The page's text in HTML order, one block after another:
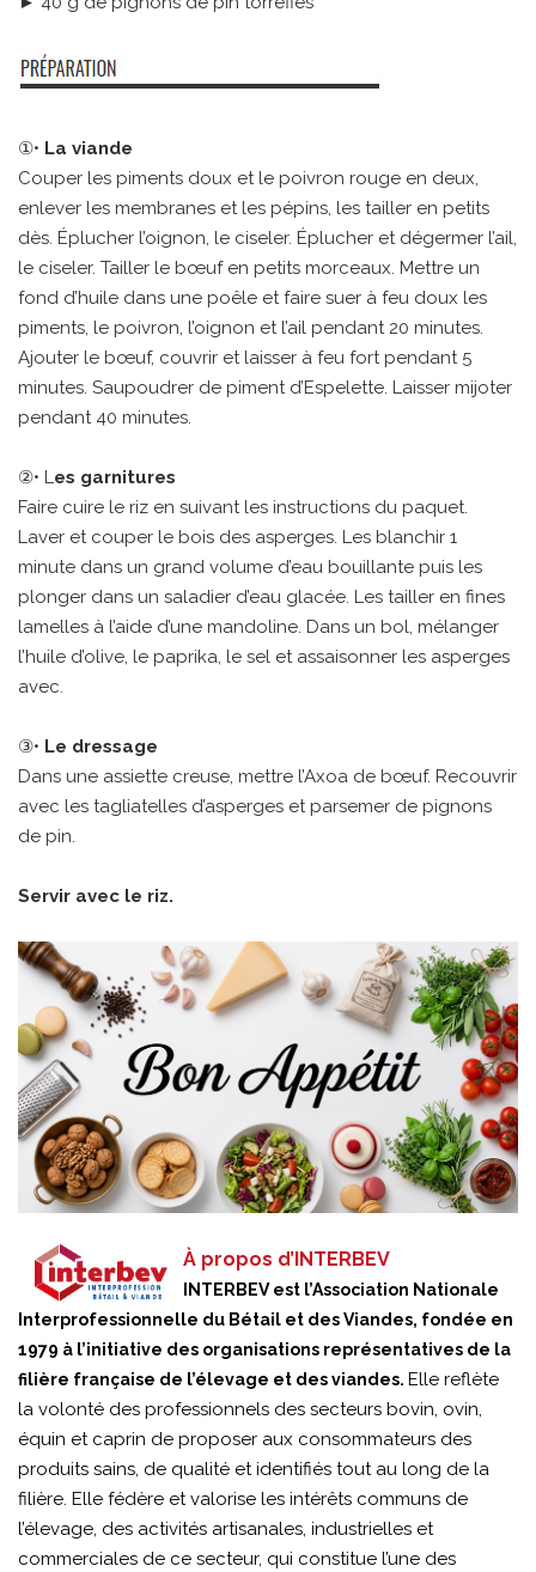
①• La viande
Couper les piments doux et le poivron rouge en deux,
enlever les membranes et les pépins, les tailler en petits
dès. Éplucher l’oignon, le ciseler. Éplucher et dégermer l’ail,
le ciseler. Tailler le bœuf en petits morceaux. Mettre un
fond d’huile dans une poêle et faire suer à feu doux les
piments, le poivron, l’oignon et l’ail pendant 20 minutes.
Ajouter le bœuf, couvrir et laisser à feu fort pendant 5
minutes. Saupoudrer de piment d’Espelette. Laisser mijoter
pendant 40 minutes.
②• L es garnitures
Faire cuire le riz en suivant les instructions du paquet.
Laver et couper le bois des asperges. Les blanchir 1
minute dans un grand volume d’eau bouillante puis les
plonger dans un saladier d’eau glacée. Les tailler en fines
lamelles à l’aide d’une mandoline. Dans un bol, mélanger
l’huile d’olive, le paprika, le sel et assaisonner les asperges
avec.
③• Le dressage
Dans une assiette creuse, mettre l’Axoa de bœuf. Recouvrir
avec les tagliatelles d’asperges et parsemer de pignons
de pin.
Servir avec le riz.
À propos d’INTERBEV
INTERBEV est l’Association Nationale
Interprofessionnelle du Bétail et des Viandes, fondée en
1979 à l’initiative des organisations représentatives de la
filière française de l’élevage et des viandes. Elle reflète
la volonté des professionnels des secteurs bovin, ovin,
équin et caprin de proposer aux consommateurs des
produits sains, de qualité et identifiés tout au long de la
filière. Elle fédère et valorise les intérêts communs de
l’élevage, des activités artisanales, industrielles et
commerciales de ce secteur, qui constitue l’une des